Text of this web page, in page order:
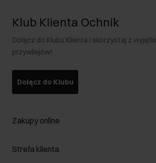
Klub Klienta Ochnik
Dołącz do Klubu Klienta i skorzystaj z
przywilejów!
Dołącz do Klubu
Zakupy online
Zarządzaj cookies
Strefa klienta